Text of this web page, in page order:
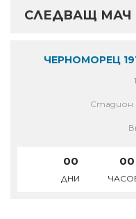
СЛЕДВАЩ МАЧ
ЧЕРНОМОРЕЦ
Стадион
00
ДНИ
00